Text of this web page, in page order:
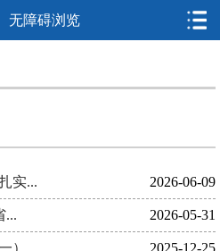
无障碍浏览
实... 2026-06-09
... 2026-05-31
）... 2025-12-25